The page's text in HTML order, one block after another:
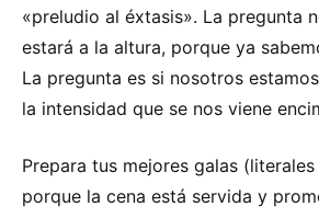
«preludio al éxtasis». La pregunta
estará a la altura, porque ya
La pregunta es si nosotros
la intensidad que se nos viene
Prepara tus mejores galas
porque la cena está servida y